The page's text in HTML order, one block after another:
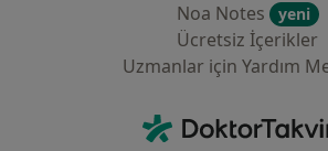
Noa Notes
yeni
Ücretsiz İçerikler
Uzmanlar için Yardım